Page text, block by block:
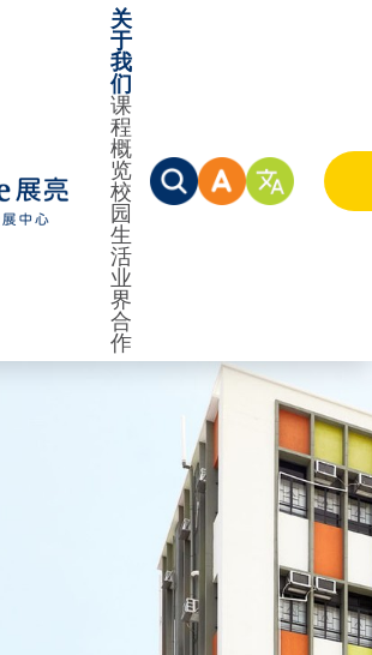
关
于
我
们
课
程
概
览
校
园
生
活
业
界
合
作